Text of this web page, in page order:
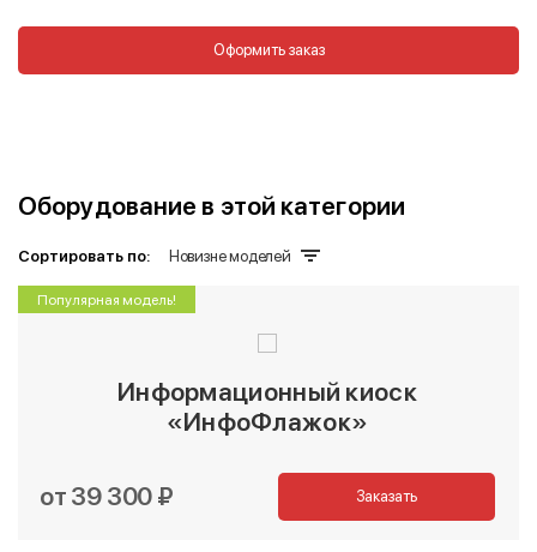
Оформить заказ
Оборудование в этой категории
Сортировать по: Новизне моделей
Популярная модель!
Информационный киоск
«ИнфоФлажок»
от 39 300 ₽ Заказать